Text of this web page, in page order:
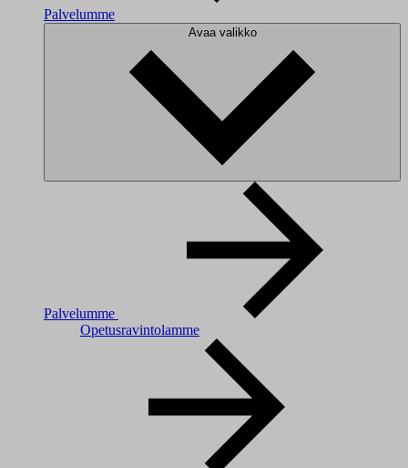
Palvelumme
Avaa valikko
Palvelumme
Opetusravintolamme